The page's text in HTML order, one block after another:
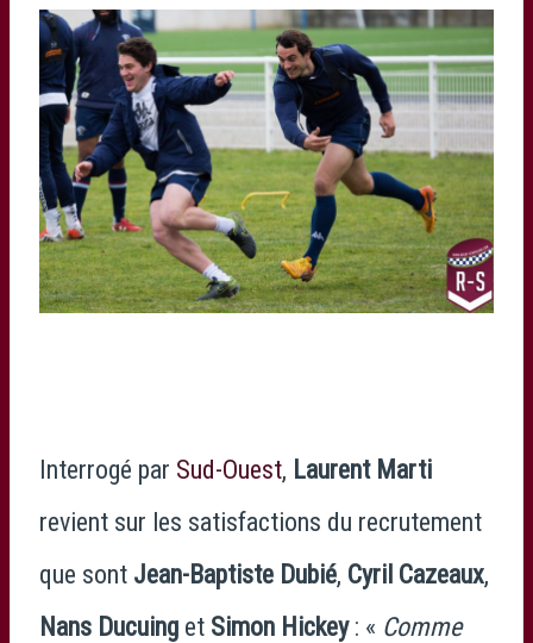
Interrogé par Sud-Ouest, Laurent Marti
revient sur les satisfactions du recrutement
que sont Jean-Baptiste Dubié, Cyril Cazeaux,
Nans Ducuing et Simon Hickey: « Comme